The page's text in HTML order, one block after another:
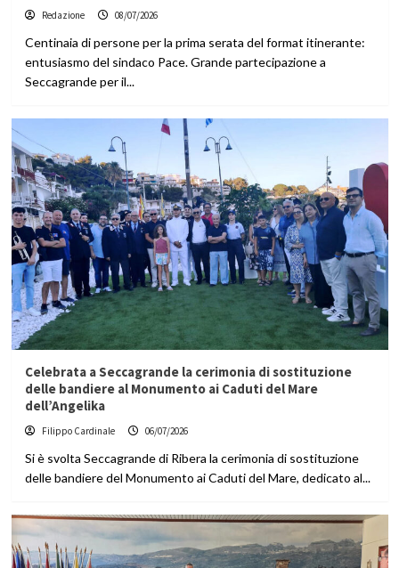
Redazione 08/07/2026
Centinaia di persone per la prima serata del format itinerante:
entusiasmo del sindaco Pace. Grande partecipazione a
Seccagrande per il...
Celebrata a Seccagrande la cerimonia di sostituzione
delle bandiere al Monumento ai Caduti del Mare
dell’Angelika
Filippo Cardinale 06/07/2026
Si è svolta Seccagrande di Ribera la cerimonia di sostituzione
delle bandiere del Monumento ai Caduti del Mare, dedicato al...